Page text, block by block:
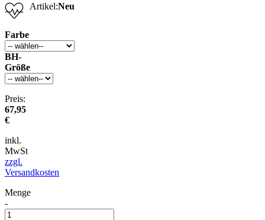
Artikel:Neu
Farbe
BH-
Größe
Preis:
67,95
€
inkl.
MwSt
zzgl.
Versandkosten
Menge
-